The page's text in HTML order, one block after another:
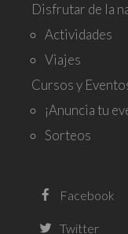
Disfrutar de la
Actividades
Viajes
Cursos y
¡Anuncia tu
Sorteos